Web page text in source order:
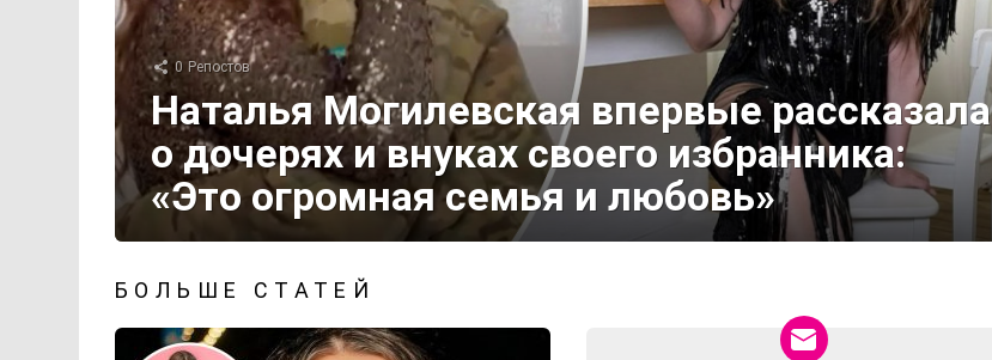
0 Репостов
Наталья Могилевская впервые рассказала
о дочерях и внуках своего избранника:
«Это огромная семья и любовь»
БОЛЬШЕ СТАТЕЙ